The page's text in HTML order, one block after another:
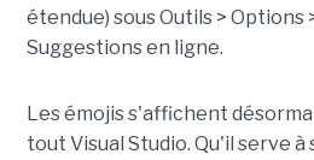
étendue) sous Outils > Options
Suggestions en ligne.
Les émojis s'affichent
tout Visual Studio. Qu'il serve à